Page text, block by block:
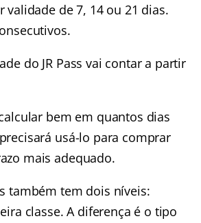
validade de 7, 14 ou 21 dias.
do JR Pass vai contar a partir
bem em quantos dias
usá-lo para comprar
mais adequado.
também tem dois níveis:
classe. A diferença é o tipo